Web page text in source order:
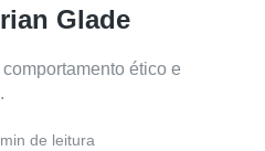
Glade
ético e
de leitura